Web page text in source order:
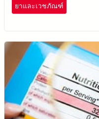
ยาและเวชภัณฑ์